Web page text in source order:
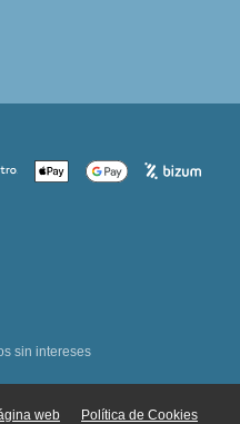
sin intereses
web Política de Cookies